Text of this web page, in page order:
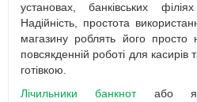
установах, банківських
Надійність, простота
магазину роблять його просто
повсякденній роботі для касирів
готівкою.
Лічильники банкнотабо як